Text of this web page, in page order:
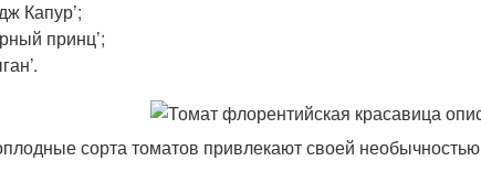
Капур’;
принц’;
сорта томатов привлекают своей необычностью